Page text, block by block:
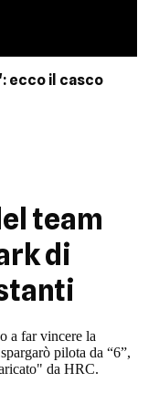
ecco il casco
team
di
a far vincere la
pilota da “6”,
da HRC.